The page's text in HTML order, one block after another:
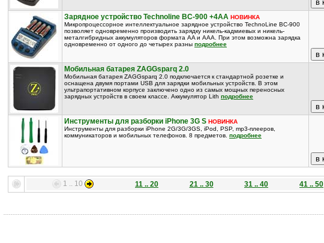
Зарядное устройство Technoline BC-900 +4AA НОВИНКА
Микропроцессорное интеллектуальное зарядное устройство TechnoLine BC-900
позволяет одновременно производить зарядку никель-кадмиевых и никель-
металгибридных аккумуляторов формата AA и AAA. При этом возможна зарядка
одновременно от одного до четырех разны подробнее
Мобильная батарея ZAGGsparq 2.0
Мобильная батарея ZAGGsparq 2.0 подключается к стандартной розетке и
оснащена двумя портами USB для зарядки мобильных устройств. В этом
ультрапортативном корпусе заключено одно из самых мощных переносных
зарядных устройств в своем классе. Аккумулятор Lith подробнее
Инструменты для разборки iPhone 3G S НОВИНКА
Инструменты для разборки iPhone 2G/3G/3GS, iPod, PSP, mp3-плееров,
коммуникаторов и мобильных телефонов. 8 предметов. подробнее
1 .. 10 11 .. 20 21 .. 30 31 .. 40 41 .. 50